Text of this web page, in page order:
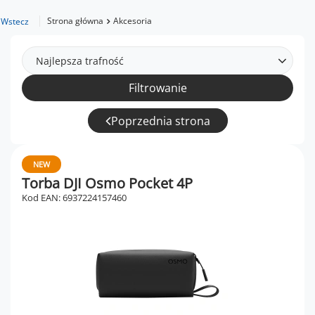
Wstecz Strona główna Akcesoria
Najlepsza trafność
Filtrowanie
Poprzednia strona
NEW
Torba DJI Osmo Pocket 4P
Kod EAN: 6937224157460